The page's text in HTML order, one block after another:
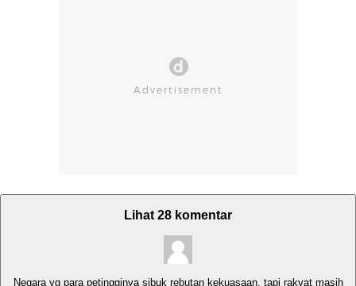
Lihat 28 komentar
Negara yg para petingginya sibuk rebutan kekuasaan, tapi rakyat masih